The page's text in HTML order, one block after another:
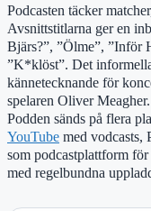
Podcasten täcker
Avsnittstitlarna ger en
Bjärs?”, ”Ölme”, ”Inför
”K*klöst”. Det
kännetecknande för
spelaren Oliver Meagher.
Podden sänds på flera
YouTube med vodcasts,
som podcastplattform
med regelbundna